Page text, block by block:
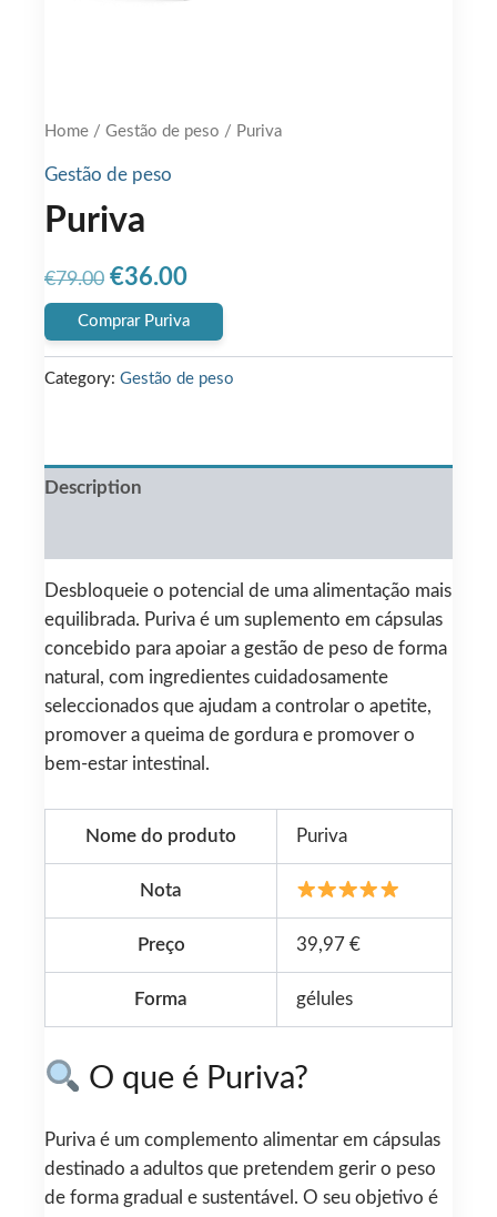
Home / Gestão de peso / Puriva
Gestão de peso
Puriva
€79.00 Original
price
was:
€36.00Current
price
is:
€36.00.
Comprar Puriva
Category: Gestão de peso
Description
Desbloqueie o potencial de uma alimentação mais
equilibrada. Puriva é um suplemento em cápsulas
concebido para apoiar a gestão de peso de forma
natural, com ingredientes cuidadosamente
seleccionados que ajudam a controlar o apetite,
promover a queima de gordura e promover o
bem-estar intestinal.
Nome do produto Puriva
Nota
Preço 39,97 €
Forma gélules
O que é Puriva?
Puriva é um complemento alimentar em cápsulas
destinado a adultos que pretendem gerir o peso
de forma gradual e sustentável. O seu objetivo é